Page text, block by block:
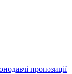
пропозиції